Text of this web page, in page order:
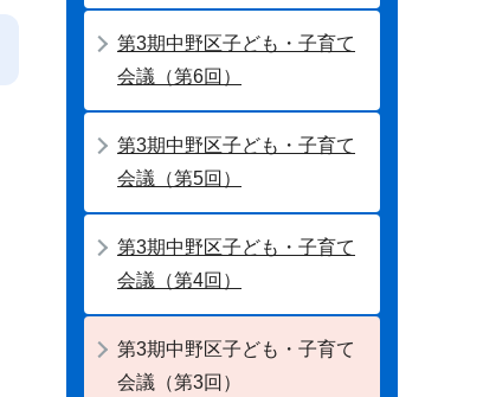
第3期中野区子ども・子育て
会議（第6回）
第3期中野区子ども・子育て
会議（第5回）
第3期中野区子ども・子育て
会議（第4回）
第3期中野区子ども・子育て
会議（第3回）